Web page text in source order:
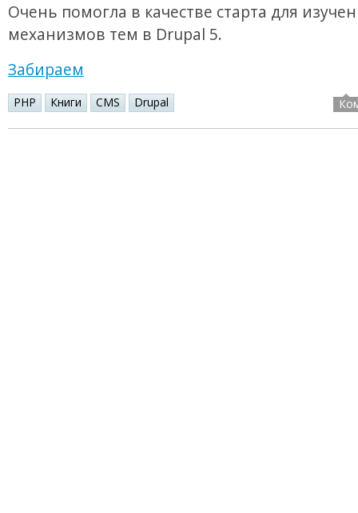
Очень помогла в качестве старта для
механизмов тем в Drupal 5.
Забираем
PHP Книги CMS Drupal